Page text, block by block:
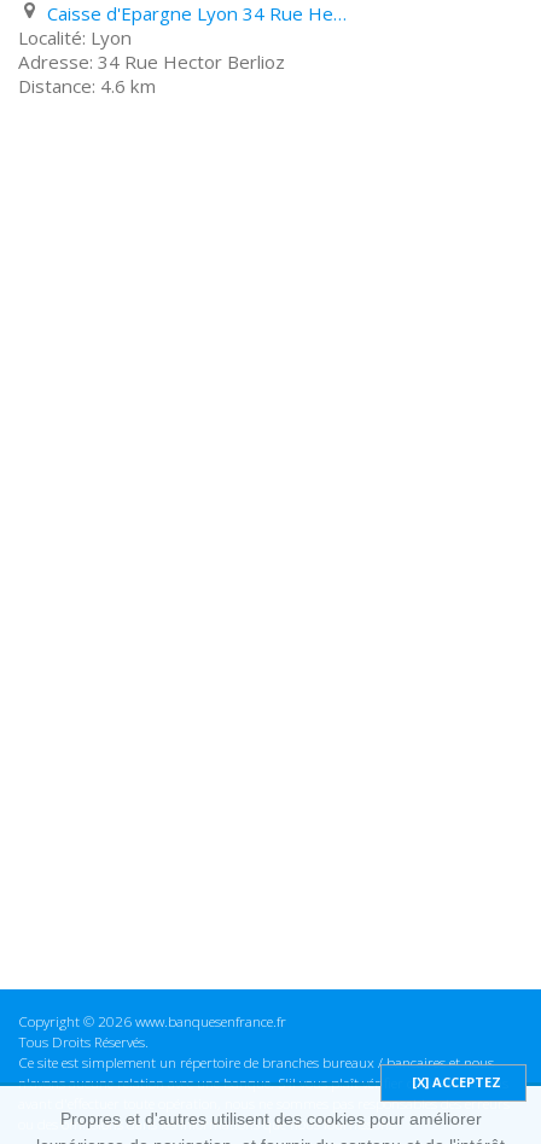
Caisse d'Epargne Lyon 34 Rue Hector Berlioz
Lyon
34 Rue Hector Berlioz
4.6 km
Copyright © 2026 www.banquesenfrance.fr
Tous Droits Réservés.
Ce site est simplement un répertoire de branches bureaux / bancaires et nous
n'avons aucune relation avec une banque. S'il vous plaît vérifier ces informations
avant d'effectuer toute opération, nous ne sommes pas responsables des erreurs
ou des omissions dans les informations que nous fournissons.
Propres et d'autres utilisent des cookies pour améliorer